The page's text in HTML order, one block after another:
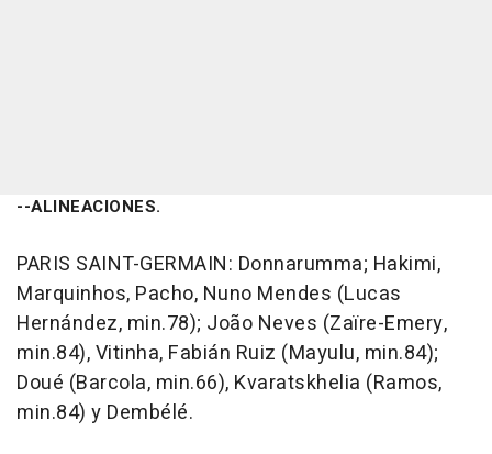
--ALINEACIONES.
PARIS SAINT-GERMAIN: Donnarumma; Hakimi,
Marquinhos, Pacho, Nuno Mendes (Lucas
Hernández, min.78); João Neves (Zaïre-Emery,
min.84), Vitinha, Fabián Ruiz (Mayulu, min.84);
Doué (Barcola, min.66), Kvaratskhelia (Ramos,
min.84) y Dembélé.